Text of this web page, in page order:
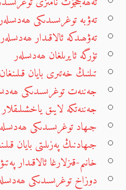
تەۋبە توغرىسىدىكى
تەۋھىدكە ئالاقىدار ھەدىسلەر
تۈرگە ئايرىلغان ھەدىسلەر
تىلنىڭ خەتىرى بايان
جەننەت توغرىسىدىكى
جەننەتكە لايىق
جىھاد توغرىسىدىكى
جىھادنىڭ پەزىلىتى بايان
خانىم-قىزلارغا ئالاقىدار
دوزاخ توغرىسىدىكى